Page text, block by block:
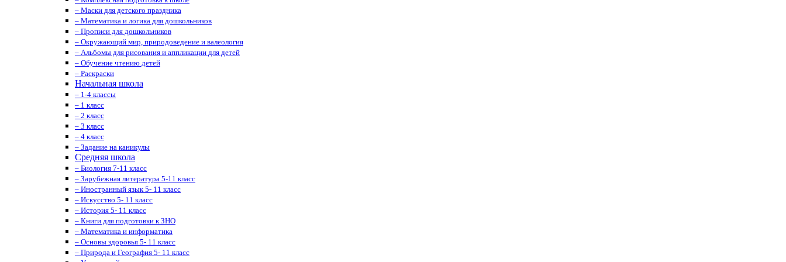
– Маски для детского праздника
– Математика и логика для дошкольников
– Прописи для дошкольников
– Окружающий мир, природоведение и валеология
– Альбомы для рисования и аппликации для детей
– Обучение чтению детей
– Раскраски
Начальная школа
– 1-4 классы
– 1 класс
– 2 класс
– 3 класс
– 4 класс
– Задание на каникулы
Средняя школа
– Биология 7-11 класс
– Зарубежная литература 5-11 класс
– Иностранный язык 5- 11 класс
– Искусство 5- 11 класс
– История 5- 11 класс
– Книги для подготовки к ЗНО
– Математика и информатика
– Основы здоровья 5- 11 класс
– Природа и География 5- 11 класс